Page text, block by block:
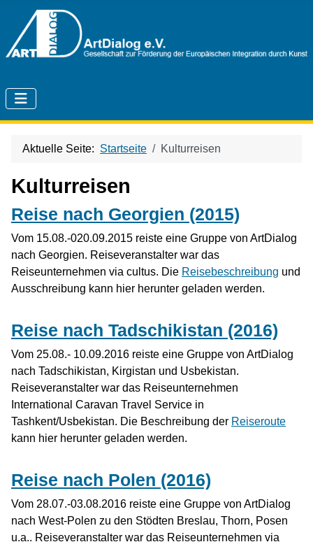
Aktuelle Seite: Startseite Kulturreisen
Kulturreisen
Reise nach Georgien (2015)
Vom 15.08.-020.09.2015 reiste eine Gruppe von ArtDialog
nach Georgien. Reiseveranstalter war das
Reiseunternehmen via cultus. Die Reisebeschreibung und
Ausschreibung kann hier herunter geladen werden.
Reise nach Tadschikistan (2016)
Vom 25.08.- 10.09.2016 reiste eine Gruppe von ArtDialog
nach Tadschikistan, Kirgistan und Usbekistan.
Reiseveranstalter war das Reiseunternehmen
International Caravan Travel Service in
Tashkent/Usbekistan. Die Beschreibung der Reiseroute
kann hier herunter geladen werden.
Reise nach Polen (2016)
Vom 28.07.-03.08.2016 reiste eine Gruppe von ArtDialog
nach West-Polen zu den Stödten Breslau, Thorn, Posen
u.a.. Reiseveranstalter war das Reiseunternehmen via